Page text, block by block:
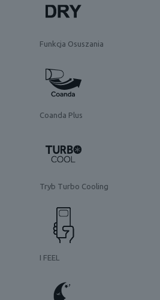
Funkcja Osuszania
Coanda Plus
Tryb Turbo Cooling
I FEEL